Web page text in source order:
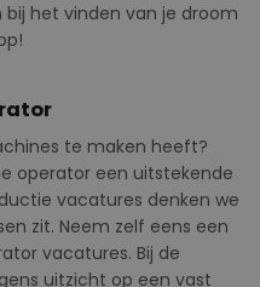
het vinden van je droom
te maken heeft?
operator een uitstekende
vacatures denken we
zit. Neem zelf eens een
vacatures. Bij de
uitzicht op een vast